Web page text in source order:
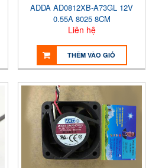
ADDA AD0812XB-A73GL 12V
0.55A 8025 8CM
Liên hệ
THÊM VÀO GIỎ